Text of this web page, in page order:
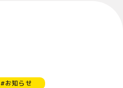
#お知らせ